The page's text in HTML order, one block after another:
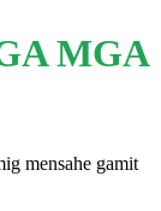
MGA
mensahe gamit